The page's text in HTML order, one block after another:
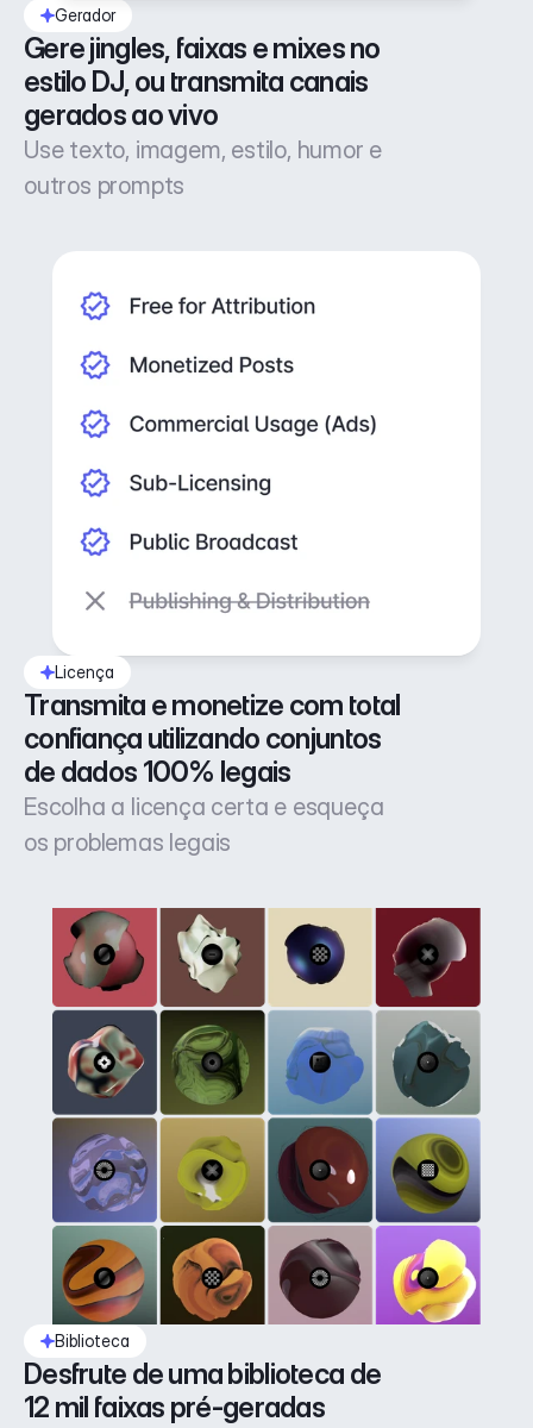
Gerador
Gere jingles, faixas e mixes no
estilo DJ, ou transmita canais
gerados ao vivo
Use texto, imagem, estilo, humor e
outros prompts
Licença
Transmita e monetize com total
confiança utilizando conjuntos
de dados 100% legais
Escolha a licença certa e esqueça
os problemas legais
Biblioteca
Desfrute de uma biblioteca de
12 mil faixas pré-geradas